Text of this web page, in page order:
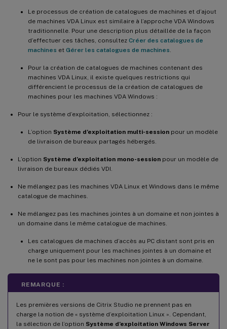
Le processus de création de catalogues de machines et d’ajout
de machines VDA Linux est similaire à l’approche VDA Windows
traditionnelle. Pour une description plus détaillée de la façon
d’effectuer ces tâches, consultez Créer des catalogues de
machines et Gérer les catalogues de machines
Pour la création de catalogues de machines contenant des
machines VDA Linux, il existe quelques restrictions qui
différencient le processus de la création de catalogues de
machines pour les machines VDA Windows :
Pour le système d’exploitation, sélectionnez :
L’option Système d’exploitation multi-session pour un modèle
de livraison de bureaux partagés hébergés.
L’option Système d’exploitation mono-session pour un modèle de
livraison de bureaux dédiés VDI.
Ne mélangez pas les machines VDA Linux et Windows dans le même
catalogue de machines.
Ne mélangez pas les machines jointes à un domaine et non jointes à
un domaine dans le même catalogue de machines.
Les catalogues de machines d’accès au PC distant sont pris en
charge uniquement pour les machines jointes à un domaine et
ne le sont pas pour les machines non jointes à un domaine.
REMARQUE :
Les premières versions de Citrix Studio ne prennent pas en
charge la notion de « système d’exploitation Linux ». Cependant,
la sélection de l’option Système d’exploitation Windows Server